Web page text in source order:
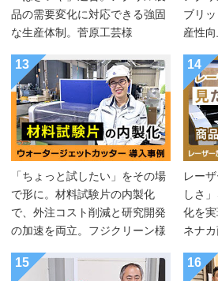
品の需要変化に対応できる強固
な生産体制。菅原工芸様
ブリ
産性
13
「ちょっと試したい」をその場
で形に。材料試験片の内製化
で、外注コスト削減と研究開発
の加速を両立。フジクリーン様
14
レー
しさ
化を
ネナ
15 16